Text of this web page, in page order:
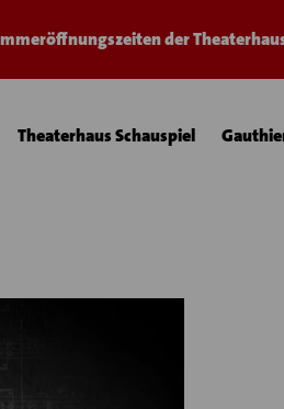
der
Theaterhaus Schauspiel